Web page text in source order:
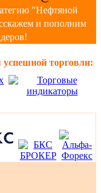
"Нефтяной
и пополним
успешной торговли: